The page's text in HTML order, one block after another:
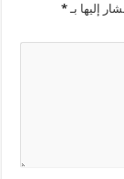
إليها بـ*